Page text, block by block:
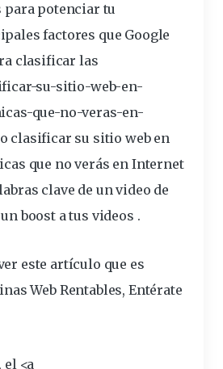
potenciar tu
factores que Google
clasificar las
su-sitio-web-en-
que-no-veras-en-
clasificar su sitio web en
que no verás en Internet
clave de un video de
boost a tus videos .
este artículo que es
Web Rentables, Entérate
<a